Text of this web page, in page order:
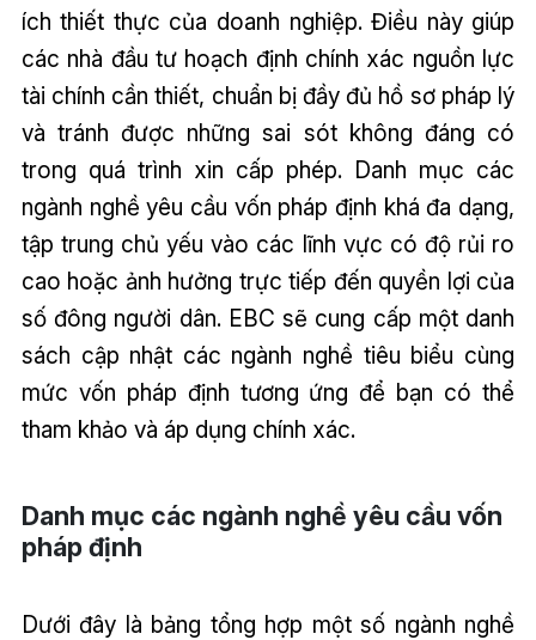
ích thiết thực của doanh nghiệp. Điều này giúp
các nhà đầu tư hoạch định chính xác nguồn lực
tài chính cần thiết, chuẩn bị đầy đủ hồ sơ pháp lý
và tránh được những sai sót không đáng có
trong quá trình xin cấp phép. Danh mục các
ngành nghề yêu cầu vốn pháp định khá đa dạng,
tập trung chủ yếu vào các lĩnh vực có độ rủi ro
cao hoặc ảnh hưởng trực tiếp đến quyền lợi của
số đông người dân. EBC sẽ cung cấp một danh
sách cập nhật các ngành nghề tiêu biểu cùng
mức vốn pháp định tương ứng để bạn có thể
tham khảo và áp dụng chính xác.
Danh mục các ngành nghề yêu cầu vốn
pháp định
Dưới đây là bảng tổng hợp một số ngành nghề